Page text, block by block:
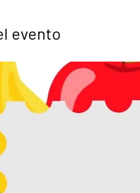
evento